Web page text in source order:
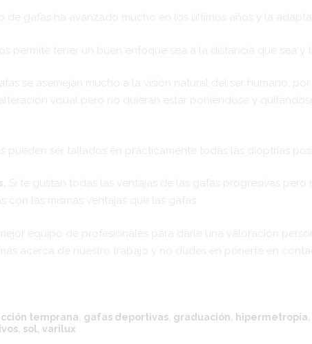
de gafas ha avanzado mucho en los últimos años y la
permite tener un buen enfoque sea a la distancia que sea y
se asemejan mucho a la visión natural del ser humano,
visual pero no quieran estar poniéndose y
pueden ser tallados en prácticamente todas las dioptrías
Si te gustan todas las ventajas de las gafas progresivas pero
las mismas ventajas que las gafas.
equipo de profesionales para darle una valoración
acerca de nuestro trabajo y no dudes en ponerte en
temprana gafas deportivas graduación hipermetropía
sol varilux